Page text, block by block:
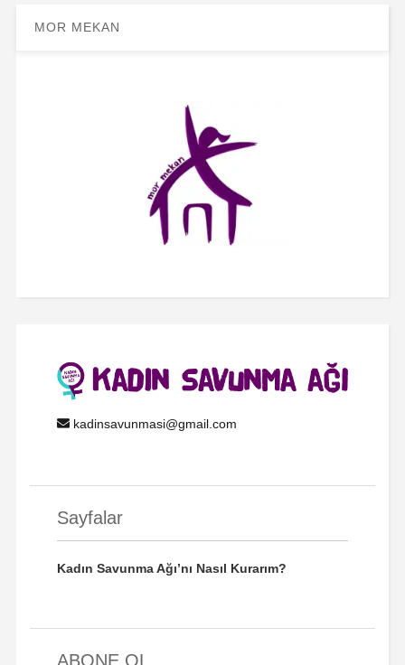
MOR MEKAN
kadinsavunmasi@gmail.com
Sayfalar
Kadın Savunma Ağı’nı Nasıl Kurarım?
ABONE OL